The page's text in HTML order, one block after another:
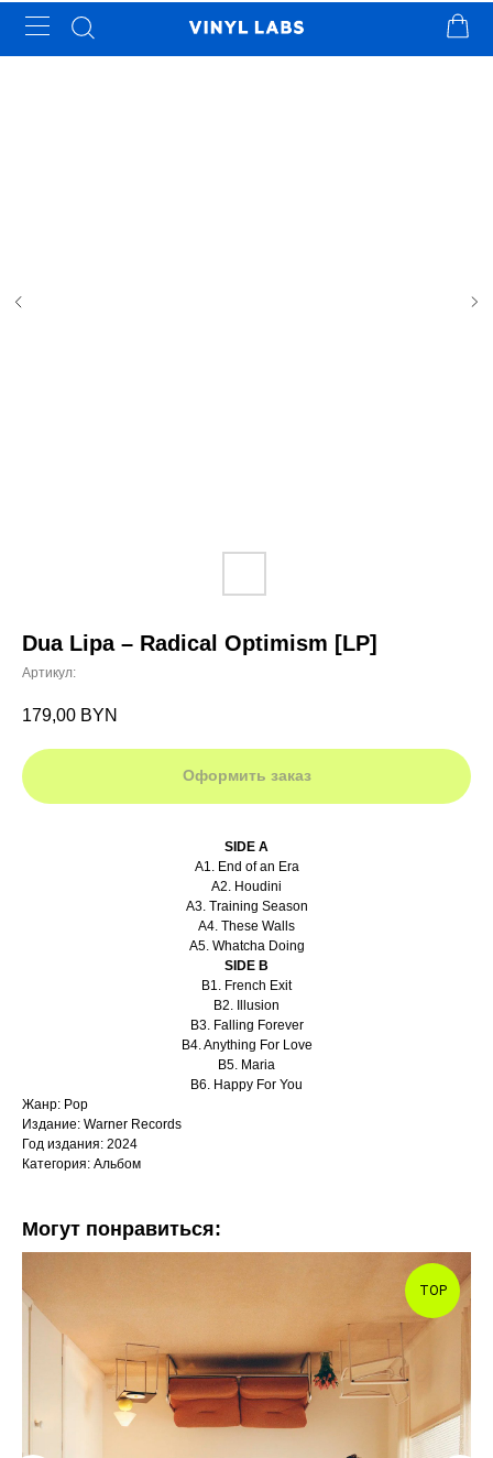
Dua Lipa – Radical Optimism [LP]
Артикул:
179,00 BYN
Оформить заказ
SIDE A
A1. End of an Era
A2. Houdini
A3. Training Season
A4. These Walls
A5. Whatcha Doing
SIDE B
B1. French Exit
B2. Illusion
B3. Falling Forever
B4. Anything For Love
B5. Maria
B6. Happy For You
Жанр: Pop
Издание: Warner Records
Год издания: 2024
Категория: Альбом
Могут понравиться:
TOP